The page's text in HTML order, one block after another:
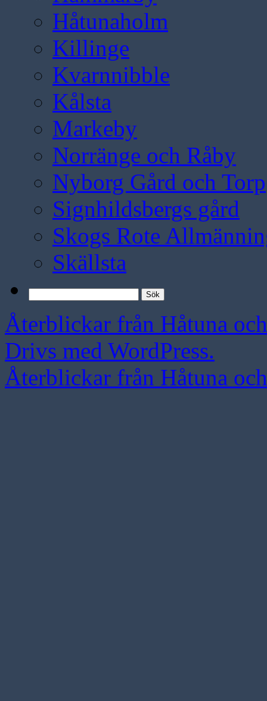
Håtunaholm
Killinge
Kvarnnibble
Kålsta
Markeby
Norränge och Råby
Nyborg Gård och Torp
Signhildsbergs gård
Skogs Rote
Skällsta
efter:
Återblickar från Håtuna
Drivs med WordPress.
Återblickar från Håtuna